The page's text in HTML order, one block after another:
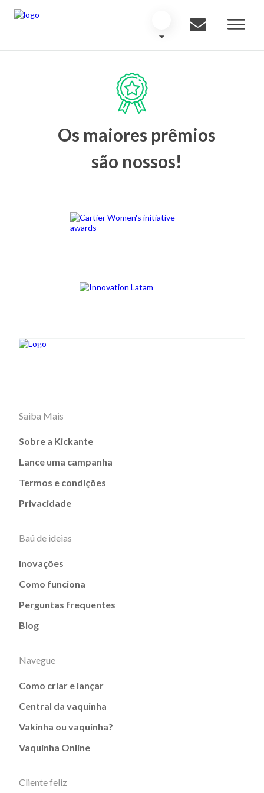
Os maiores prêmios
são nossos!
Saiba Mais
Sobre a Kickante
Lance uma campanha
Termos e condições
Privacidade
Baú de ideias
Inovações
Como funciona
Perguntas frequentes
Blog
Navegue
Como criar e lançar
Central da vaquinha
Vakinha ou vaquinha?
Vaquinha Online
Cliente feliz